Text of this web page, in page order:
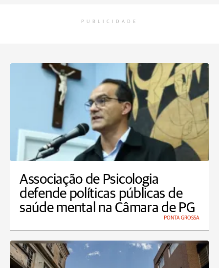
PUBLICIDADE
Associação de Psicologia
defende políticas públicas de
saúde mental na Câmara de PG
PONTA GROSSA